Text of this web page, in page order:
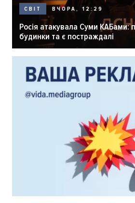
СВІТ ВЧОРА, 12:29
Росія атакувала Суми
будинки та є постраждалі